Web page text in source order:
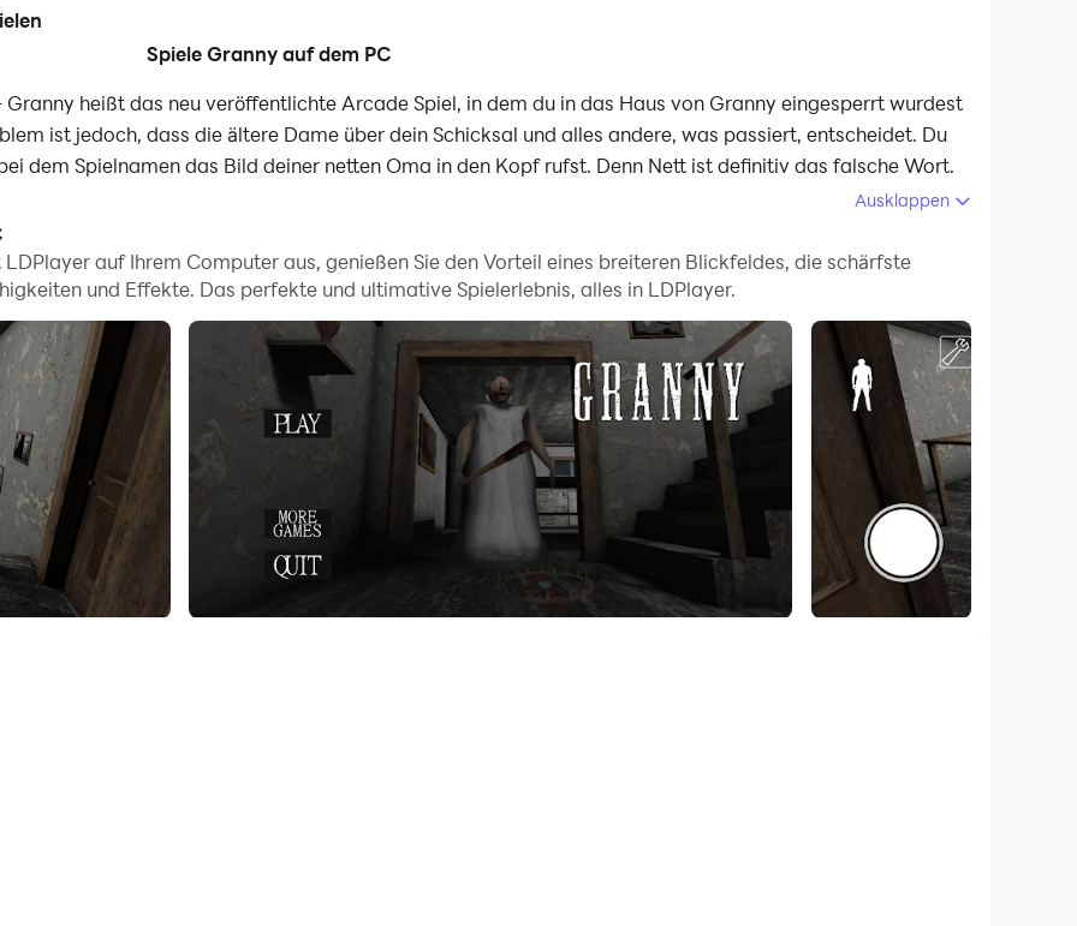
Spiele Granny auf dem PC
heißt das neu veröffentlichte Arcade Spiel, in dem du in das Haus von Granny eingesperrt wurdest
ist jedoch, dass die ältere Dame über dein Schicksal und alles andere, was passiert, entscheidet. Du
dem Spielnamen das Bild deiner netten Oma in den Kopf rufst. Denn Nett ist definitiv das falsche Wort.
was sie als nächstes machen wird. Als Spieler müsst ihr daher alles geben um so schnell wie möglich
desto schwieriger wird es. Jede Minute und Situation wartet der pure Horror auf dich also halte dich
Granny hört alles.
Manchmal musst du dich unter Betten oder in Schränken verstecken. Bist du zu langsam… Naja besser,
um das Spielerlebnis auf einem größeren Monitor noch realer zu machen.
versteckt, ohne die ein Entkommen nicht möglich ist. Suche sie, achte aber darauf, dabei nicht
Ausklappen
auf Ihrem Computer aus, genießen Sie den Vorteil eines breiteren Blickfeldes, die schärfste
und Effekte. Das perfekte und ultimative Spielerlebnis, alles in LDPlayer.